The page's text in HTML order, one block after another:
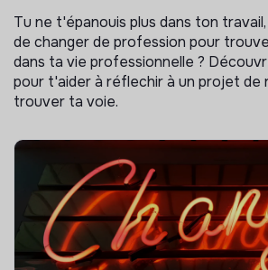
Tu ne t'épanouis plus dans ton
de changer de profession pour
dans ta vie professionnelle ?
pour t'aider à réflechir à un projet de
trouver ta voie.